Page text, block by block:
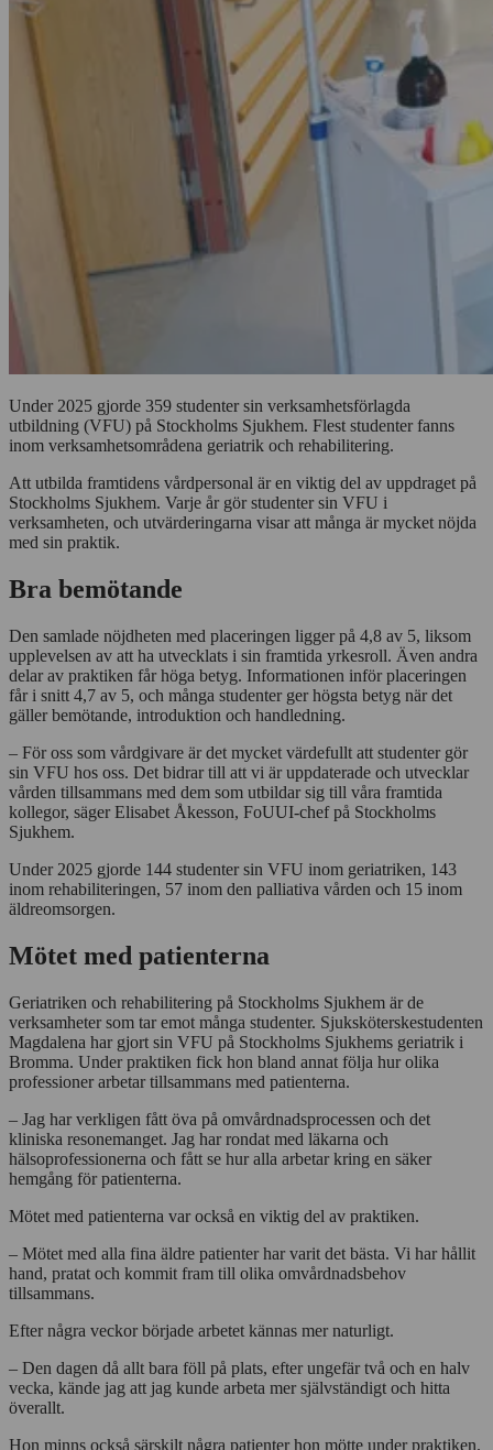
Under 2025 gjorde 359 studenter sin verksamhetsförlagda
utbildning (VFU) på Stockholms Sjukhem. Flest studenter fanns
inom verksamhetsområdena geriatrik och rehabilitering.
Att utbilda framtidens vårdpersonal är en viktig del av uppdraget på
Stockholms Sjukhem. Varje år gör studenter sin VFU i
verksamheten, och utvärderingarna visar att många är mycket nöjda
med sin praktik.
Bra bemötande
Den samlade nöjdheten med placeringen ligger på 4,8 av 5, liksom
upplevelsen av att ha utvecklats i sin framtida yrkesroll. Även andra
delar av praktiken får höga betyg. Informationen inför placeringen
får i snitt 4,7 av 5, och många studenter ger högsta betyg när det
gäller bemötande, introduktion och handledning.
– För oss som vårdgivare är det mycket värdefullt att studenter gör
sin VFU hos oss. Det bidrar till att vi är uppdaterade och utvecklar
vården tillsammans med dem som utbildar sig till våra framtida
kollegor, säger Elisabet Åkesson, FoUUI-chef på Stockholms
Sjukhem.
Under 2025 gjorde 144 studenter sin VFU inom geriatriken, 143
inom rehabiliteringen, 57 inom den palliativa vården och 15 inom
äldreomsorgen.
Mötet med patienterna
Geriatriken och rehabilitering på Stockholms Sjukhem är de
verksamheter som tar emot många studenter. Sjuksköterskestudenten
Magdalena har gjort sin VFU på Stockholms Sjukhems geriatrik i
Bromma. Under praktiken fick hon bland annat följa hur olika
professioner arbetar tillsammans med patienterna.
– Jag har verkligen fått öva på omvårdnadsprocessen och det
kliniska resonemanget. Jag har rondat med läkarna och
hälsoprofessionerna och fått se hur alla arbetar kring en säker
hemgång för patienterna.
Mötet med patienterna var också en viktig del av praktiken.
– Mötet med alla fina äldre patienter har varit det bästa. Vi har hållit
hand, pratat och kommit fram till olika omvårdnadsbehov
tillsammans.
Efter några veckor började arbetet kännas mer naturligt.
– Den dagen då allt bara föll på plats, efter ungefär två och en halv
vecka, kände jag att jag kunde arbeta mer självständigt och hitta
överallt.
Hon minns också särskilt några patienter hon mötte under praktiken.